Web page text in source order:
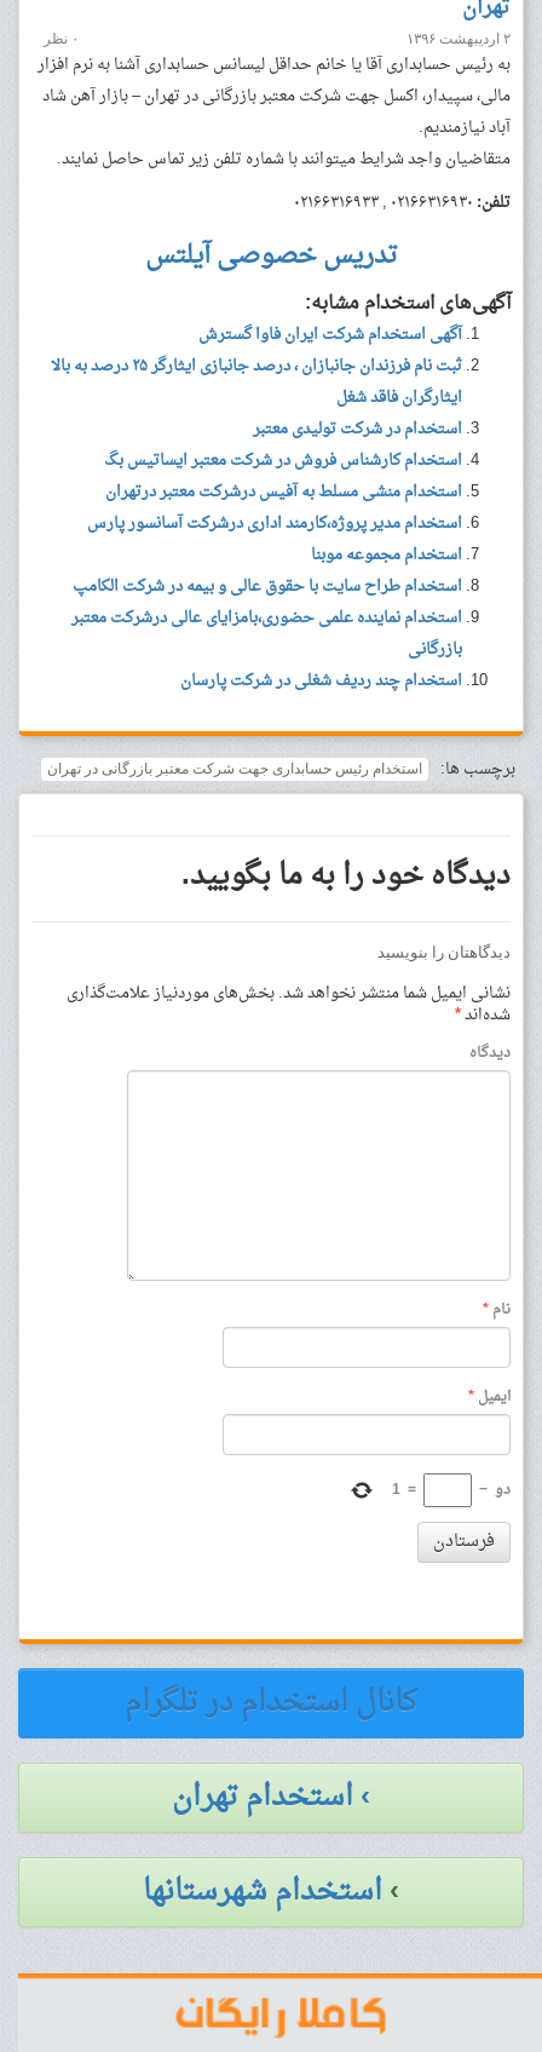
۲ اردیبهشت ۱۳۹۶ ۰ نظر
به رئیس حسابداری آقا یا خانم حداقل لیسانس حسابداری آشنا به نرم افزار
مالی، سپیدار، اکسل جهت شرکت معتبر بازرگانی در تهران – بازار آهن شاد
آباد نیازمندیم.
متقاضیان واجد شرایط میتوانند با شماره تلفن زیر تماس حاصل نمایند.
تلفن: ۰۲۱۶۶۳۱۶۹۳۰ , ۰۲۱۶۶۳۱۶۹۳۳
تدریس خصوصی آیلتس
آگهی‌های استخدام مشابه:
آگهی استخدام شرکت ایران فاوا گسترش
ثبت نام فرزندان جانبازان ، درصد جانبازی ایثارگر ۲۵ درصد به بالا
ایثارگران فاقد شغل
استخدام در شرکت تولیدی معتبر
استخدام کارشناس فروش در شرکت معتبر ایساتیس بگ
استخدام منشی مسلط به آفیس درشرکت معتبر درتهران
استخدام مدیر پروژه،کارمند اداری درشرکت آسانسور پارس
استخدام مجموعه موبنا
استخدام طراح سایت با حقوق عالی و بیمه در شرکت الکامپ
استخدام نماینده علمی حضوری،بامزایای عالی درشرکت معتبر
بازرگانی
استخدام چند ردیف شغلی در شرکت پارسان
برچسب ها: استخدام رئیس حسابداری جهت شرکت معتبر بازرگانی در تهران
دیدگاه خود را به ما بگویید.
دیدگاهتان را بنویسید
نشانی ایمیل شما منتشر نخواهد شد.بخش‌های موردنیاز علامت‌گذاری
شده‌اند*
دیدگاه
نام*
ایمیل*
دو −
=
1
فرستادن
کانال استخدام در تلگرام
› استخدام تهران
›استخدام شهرستانها